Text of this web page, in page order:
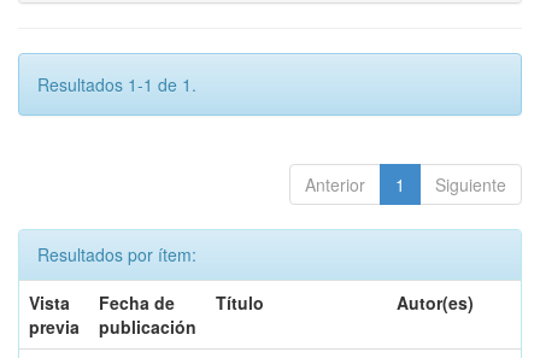
Resultados 1-1 de 1.
Anterior 1 Siguiente
Resultados por ítem:
Vista
previa
Fecha de
publicación
Título Autor(es)